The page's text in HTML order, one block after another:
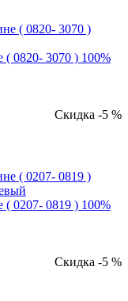
0820- 3070 ) 100%
Скидка -5 %
0207- 0819 ) 100%
Скидка -5 %